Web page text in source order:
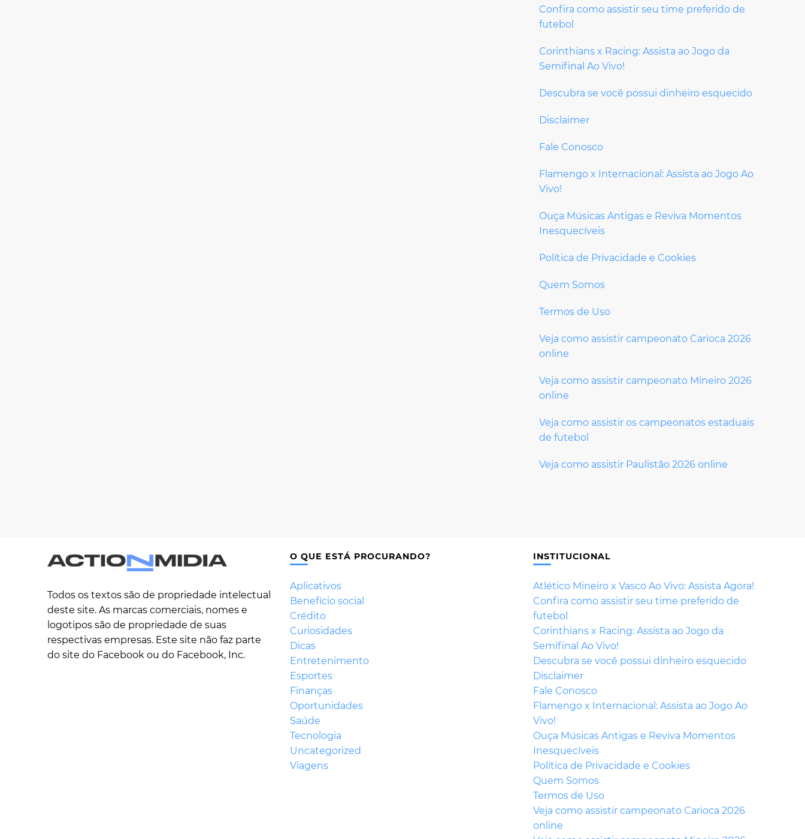
Confira como assistir seu time preferido de
futebol
Corinthians x Racing: Assista ao Jogo da
Semifinal Ao Vivo!
Descubra se você possui dinheiro esquecido
Disclaimer
Fale Conosco
Flamengo x Internacional: Assista ao Jogo Ao
Vivo!
Ouça Músicas Antigas e Reviva Momentos
Inesquecíveis
Política de Privacidade e Cookies
Quem Somos
Termos de Uso
Veja como assistir campeonato Carioca 2026
online
Veja como assistir campeonato Mineiro 2026
online
Veja como assistir os campeonatos estaduais
de futebol
Veja como assistir Paulistão 2026 online
Todos os textos são de propriedade intelectual
deste site. As marcas comerciais, nomes e
logotipos são de propriedade de suas
respectivas empresas. Este site não faz parte
do site do Facebook ou do Facebook, Inc.
O QUE ESTÁ PROCURANDO?
Aplicativos
Benefício social
Crédito
Curiosidades
Dicas
Entretenimento
Esportes
Finanças
Oportunidades
Saúde
Tecnologia
Uncategorized
Viagens
INSTITUCIONAL
Atlético Mineiro x Vasco Ao Vivo: Assista Agora!
Confira como assistir seu time preferido de
futebol
Corinthians x Racing: Assista ao Jogo da
Semifinal Ao Vivo!
Descubra se você possui dinheiro esquecido
Disclaimer
Fale Conosco
Flamengo x Internacional: Assista ao Jogo Ao
Vivo!
Ouça Músicas Antigas e Reviva Momentos
Inesquecíveis
Política de Privacidade e Cookies
Quem Somos
Termos de Uso
Veja como assistir campeonato Carioca 2026
online